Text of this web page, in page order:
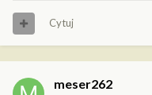
Cytuj
meser262